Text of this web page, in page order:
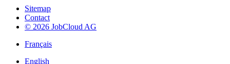
Sitemap
Contact
© 2026 JobCloud AG
Français
English